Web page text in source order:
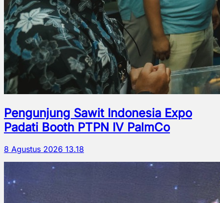
Pengunjung Sawit Indonesia Expo
Padati Booth PTPN IV PalmCo
8 Agustus 2026 13.18